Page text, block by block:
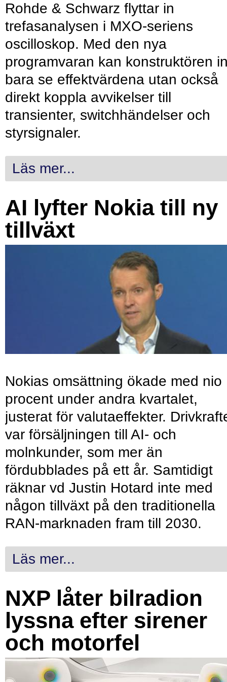
Rohde & Schwarz flyttar in
trefasanalysen i MXO-seriens
oscilloskop. Med den nya
programvaran kan konstruktören
bara se effektvärdena utan också
direkt koppla avvikelser till
transienter, switchhändelser och
styrsignaler.
Läs mer...
AI lyfter Nokia till ny
tillväxt
Nokias omsättning ökade med nio
procent under andra kvartalet,
justerat för valutaeffekter.
var försäljningen till AI- och
molnkunder, som mer än
fördubblades på ett år. Samtidigt
räknar vd Justin Hotard inte med
någon tillväxt på den traditionella
RAN-marknaden fram till 2030.
Läs mer...
NXP låter bilradion
lyssna efter sirener
och motorfel